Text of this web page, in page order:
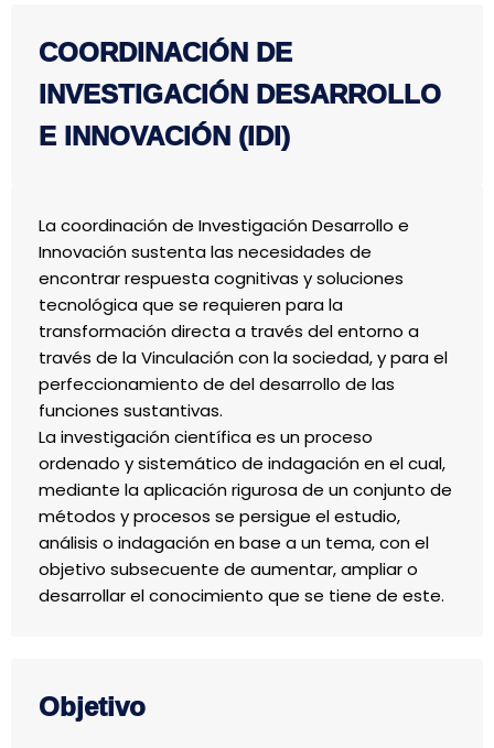
COORDINACIÓN DE
INVESTIGACIÓN DESARROLLO
E INNOVACIÓN (IDI)
La coordinación de Investigación Desarrollo e
Innovación sustenta las necesidades de
encontrar respuesta cognitivas y soluciones
tecnológica que se requieren para la
transformación directa a través del entorno a
través de la Vinculación con la sociedad, y para el
perfeccionamiento de del desarrollo de las
funciones sustantivas.
La investigación científica es un proceso
ordenado y sistemático de indagación en el cual,
mediante la aplicación rigurosa de un conjunto de
métodos y procesos se persigue el estudio,
análisis o indagación en base a un tema, con el
objetivo subsecuente de aumentar, ampliar o
desarrollar el conocimiento que se tiene de este.
Objetivo